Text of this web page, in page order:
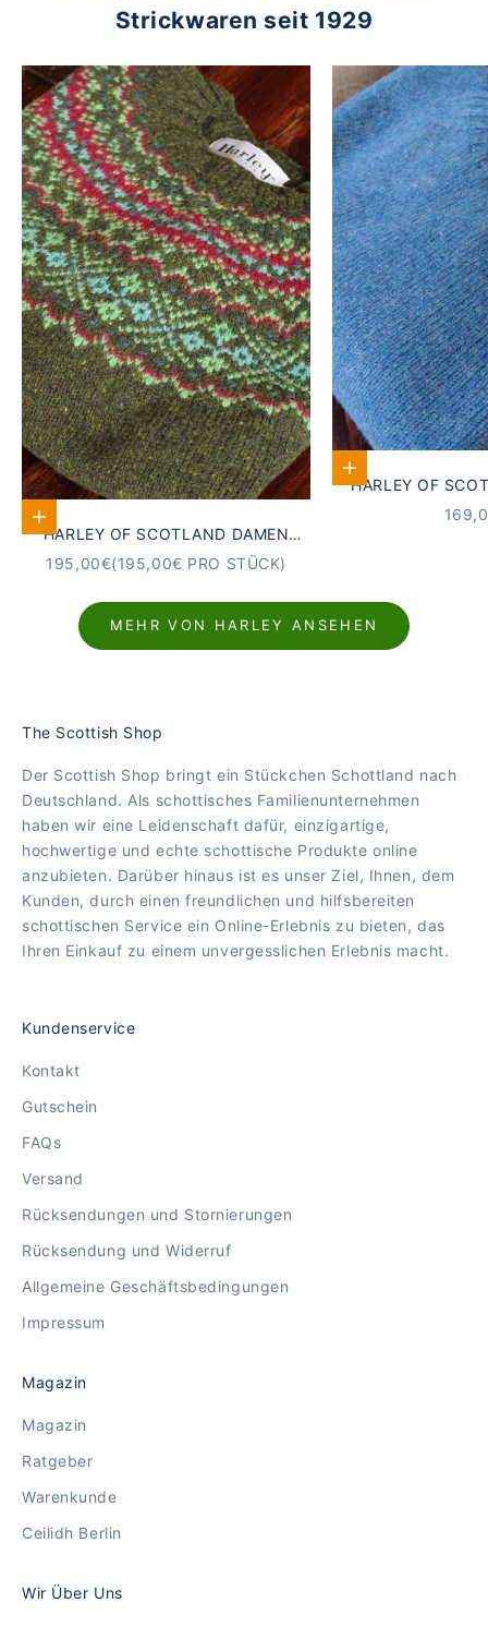
Strickwaren seit 1929
Optionen auswählen
HARLEY OF SCOTLAND DAMEN
SCHURWOLLE FAIR ISLE PULLOVER
ANGEBOT
195,00€(195,00€ PRO STÜCK)
Optionen
HARLEY OF
PULLOVER
MEHR VON HARLEY ANSEHEN
The Scottish Shop
Der Scottish Shop bringt ein Stückchen Schottland nach
Deutschland. Als schottisches Familienunternehmen
haben wir eine Leidenschaft dafür, einzigartige,
hochwertige und echte schottische Produkte online
anzubieten. Darüber hinaus ist es unser Ziel, Ihnen, dem
Kunden, durch einen freundlichen und hilfsbereiten
schottischen Service ein Online-Erlebnis zu bieten, das
Ihren Einkauf zu einem unvergesslichen Erlebnis macht.
Kundenservice
Kontakt
Gutschein
FAQs
Versand
Rücksendungen und Stornierungen
Rücksendung und Widerruf
Allgemeine Geschäftsbedingungen
Impressum
Magazin
Magazin
Ratgeber
Warenkunde
Ceilidh Berlin
Wir Über Uns